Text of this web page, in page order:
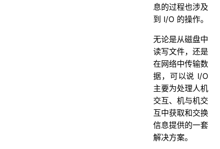
息的过程也涉及
到 I/O 的操作。
无论是从磁盘中
读写文件，还是
在网络中传输数
据，可以说 I/O
主要为处理人机
交互、机与机交
互中获取和交换
信息提供的一套
解决方案。